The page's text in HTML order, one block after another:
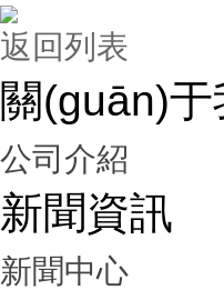
返回列表
關(guān)于
公司介紹
新聞資訊
新聞中心